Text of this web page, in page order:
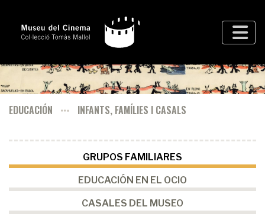
EDUCACIÓN INFANTS, FAMÍLIES I CASALS
GRUPOS FAMILIARES
EDUCACIÓN EN EL OCIO
CASALES DEL MUSEO